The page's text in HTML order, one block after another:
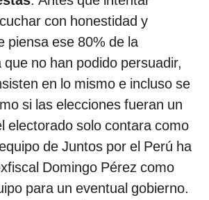
con honestidad y
piensa ese 80% de la
no han podido persuadir,
en lo mismo e incluso se
si las elecciones fueran un
electorado solo contara como
de Juntos por el Perú ha
Domingo Pérez como
para un eventual gobierno.